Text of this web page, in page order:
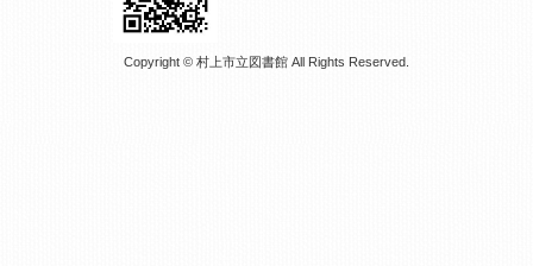
Copyright © 村上市立図書館 All Rights Reserved.